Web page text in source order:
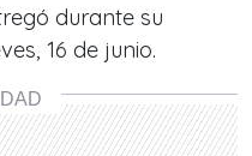
durante su
16 de junio.